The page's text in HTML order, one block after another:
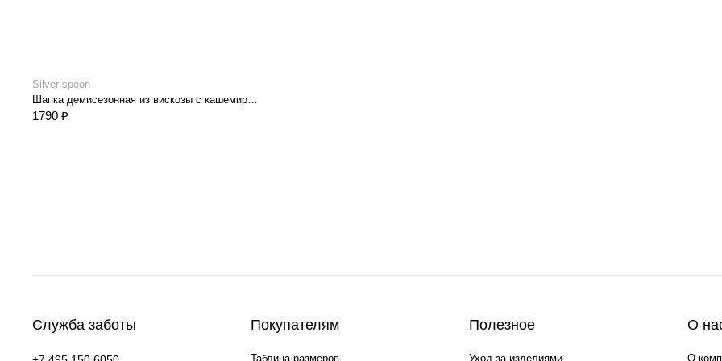
Silver spoon
1790 ₽
Служба заботы Покупателям
Таблица размеров
Полезное
Уход за изделиями
О
О